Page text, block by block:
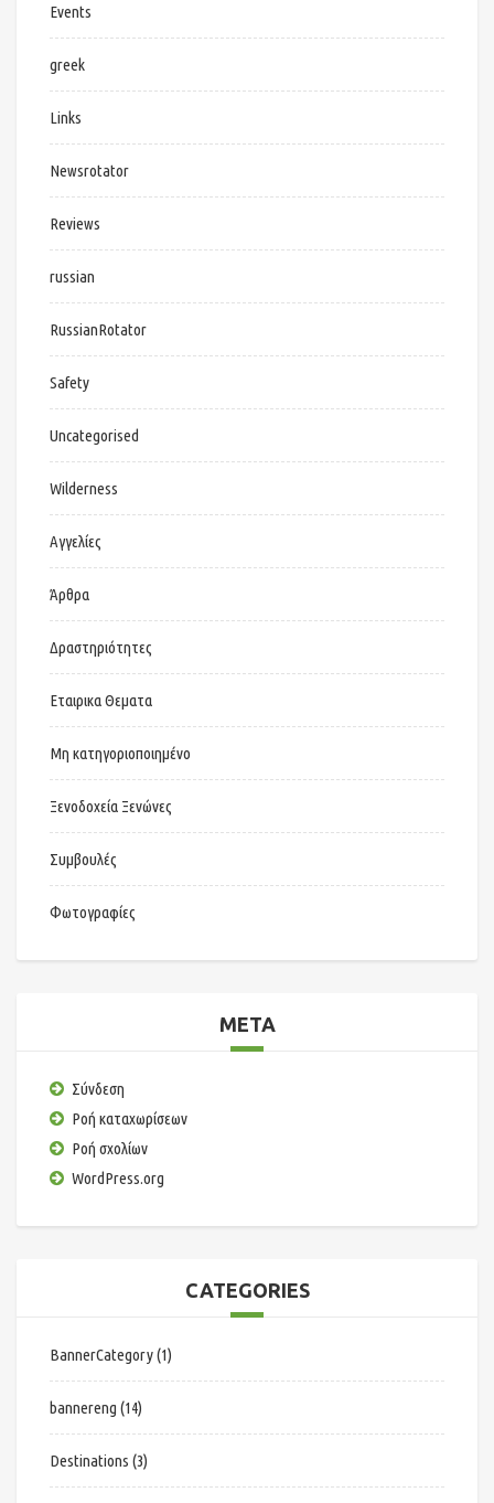
Events
greek
Links
Newsrotator
Reviews
russian
RussianRotator
Safety
Uncategorised
Wilderness
Αγγελίες
Άρθρα
Δραστηριότητες
Εταιρικα Θεματα
Μη κατηγοριοποιημένο
Ξενοδοχεία Ξενώνες
Συμβουλές
Φωτογραφίες
META
Σύνδεση
Ροή καταχωρίσεων
Ροή σχολίων
WordPress.org
CATEGORIES
BannerCategory(1)
bannereng (14)
Destinations (3)